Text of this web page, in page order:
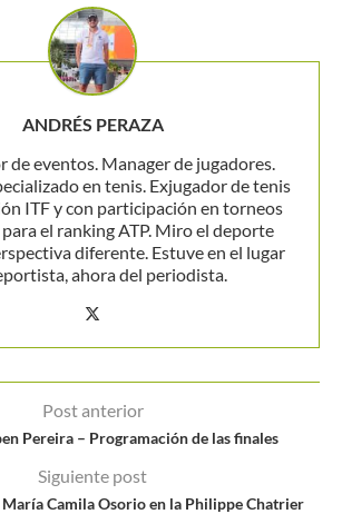
ANDRÉS PERAZA
de eventos. Manager de jugadores.
en tenis. Exjugador de tenis
ITF y con participación en torneos
el ranking ATP. Miro el deporte
diferente. Estuve en el lugar
ahora del periodista.
Post anterior
Pereira – Programación de las finales
Siguiente post
Camila Osorio en la Philippe Chatrier